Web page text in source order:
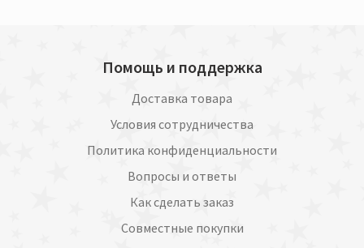
Помощь и поддержка
Доставка товара
Условия сотрудничества
Политика конфиденциальности
Вопросы и ответы
Как сделать заказ
Совместные покупки